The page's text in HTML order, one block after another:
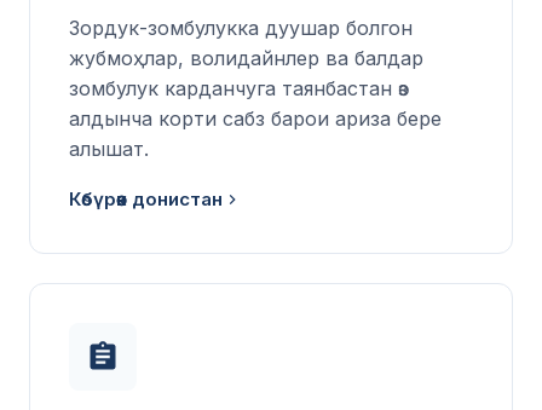
Зордук-зомбулукка дуушар болгон
жубмоҳлар, волидайнлер ва балдар
зомбулук карданчуга таянбастан өз
алдынча корти сабз барои ариза бере
алышат.
Көбүрөөк донистан